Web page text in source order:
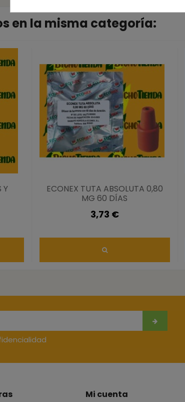
en la misma categoría:
Y
ECONEX TUTA ABSOLUTA 0,80
MG 60 DÍAS
3,73 €
Mi cuenta